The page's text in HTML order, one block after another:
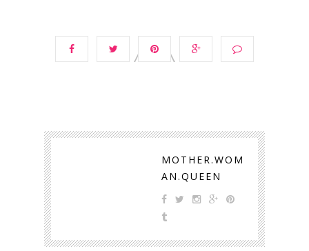
MOTHER.WOM
AN.QUEEN